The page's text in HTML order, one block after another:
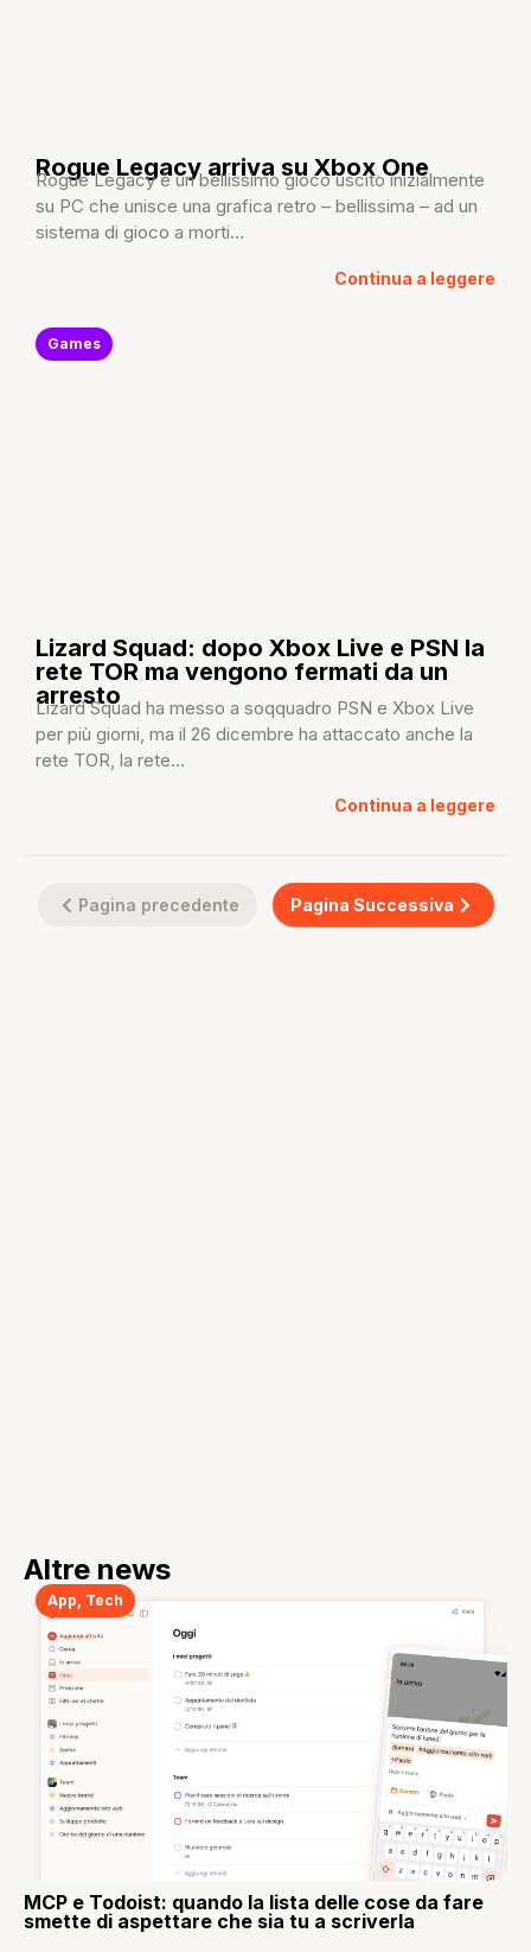
Rogue Legacy arriva su Xbox One
Rogue Legacy è un bellissimo gioco uscito inizialmente
su PC che unisce una grafica retro – bellissima – ad un
sistema di gioco a morti...
Continua a leggere
Games
Lizard Squad: dopo Xbox Live e PSN la
rete TOR ma vengono fermati da un
arresto
Lizard Squad ha messo a soqquadro PSN e Xbox Live
per più giorni, ma il 26 dicembre ha attaccato anche la
rete TOR, la rete...
Continua a leggere
Pagina precedente Pagina Successiva
Altre news
App Tech
MCP e Todoist: quando la lista delle cose da fare
smette di aspettare che sia tu a scriverla